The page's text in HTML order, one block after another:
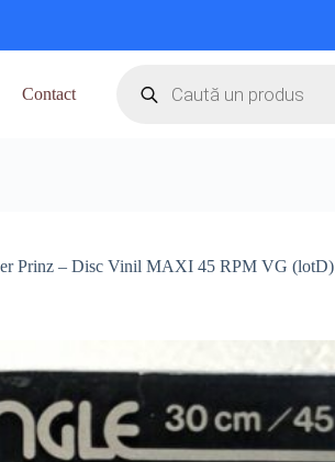
Contact
search
Prinz – Disc Vinil MAXI 45 RPM VG (lotD)